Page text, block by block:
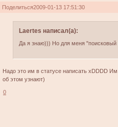
Поделиться2009-01-13 17:51:30
Laertes написал(а):
Да я знаю))) Но для меня "поисковый
Надо это им в статусе написать xDDDD
об этом узнают)
0